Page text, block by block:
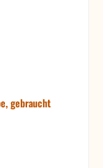
gebraucht